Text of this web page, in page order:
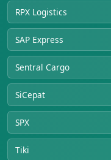
RPX Logistics
SAP Express
Sentral Cargo
SiCepat
SPX
Tiki